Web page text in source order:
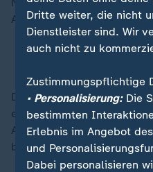
Atomwaffen.
Die Frage, ob die
eigenen nuklearen
Angriffe der
brauchen, wird immer
Dritte weiter, die nicht
Dienstleister sind. Wir
auch nicht zu
Zustimmungspflichtige
• Personalisierung:Die
bestimmten
Erlebnis im Angebot
und
Dabei personalisieren